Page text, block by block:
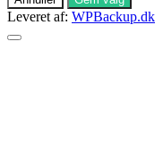
Leveret af: WPBackup.dk